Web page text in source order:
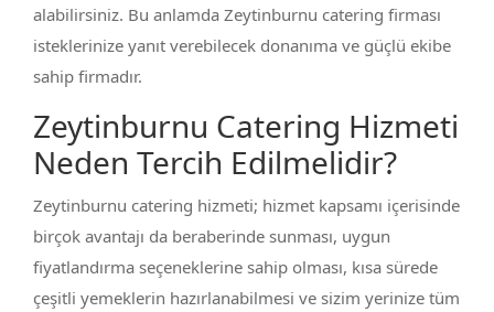
alabilirsiniz. Bu anlamda Zeytinburnu catering firması
isteklerinize yanıt verebilecek donanıma ve güçlü ekibe
sahip firmadır.
Zeytinburnu Catering Hizmeti
Neden Tercih Edilmelidir?
Zeytinburnu catering hizmeti; hizmet kapsamı içerisinde
birçok avantajı da beraberinde sunması, uygun
fiyatlandırma seçeneklerine sahip olması, kısa sürede
çeşitli yemeklerin hazırlanabilmesi ve sizim yerinize tüm